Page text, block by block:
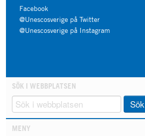
Facebook
@Unescosverige på Twitter
@Unescosverige på Instagram
SÖK I WEBBPLATSEN
Sök
MENY